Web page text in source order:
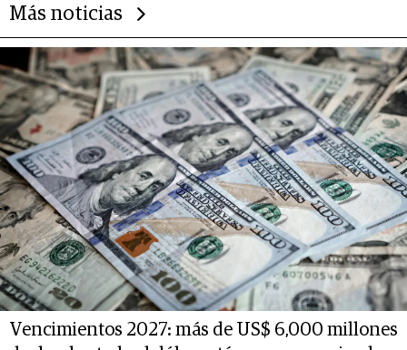
Más noticias
Vencimientos 2027: más de US$ 6,000 millones